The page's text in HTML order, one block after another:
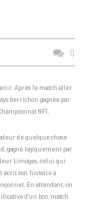
0
Après le match aller
berrichon gagnée par
NF1.
de quelque chose
gagné logiquement par
Limoges, celui qui
écrit son histoire à
En attendant, on
d’un bon match